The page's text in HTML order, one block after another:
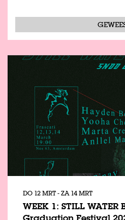
WEEK 1: STILL WATER
DO 12 MRT-ZA 14 MRT